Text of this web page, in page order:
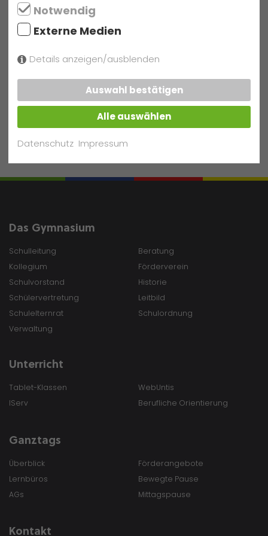
29.1.2021: Versand der Zeugnisse per Post
15.1.2021:School’s out Make@thon – Schüler entwickeln indirekte
Aerosol-Warnsysteme
11.1.2021: Start nach den Weihnachtsferien im Szenario C für die Jg
zurück zur Übersicht
Das Gymnasium
Schulleitung
Kollegium
Schulvorstand
Schülervertretung
Schulelternrat
Verwaltung
Beratung
Förderverein
Historie
Leitbild
Schulordnung
Unterricht
Tablet-Klassen
IServ
WebUntis
Berufliche Orientierung
Ganztags
Überblick
Lernbüros
AGs
Förderangebote
Bewegte Pause
Mittagspause
Kontakt
Notwendig
Externe Medien
Details anzeigen/ausblenden
Auswahl bestätigen
Alle auswählen
Datenschutz Impressum